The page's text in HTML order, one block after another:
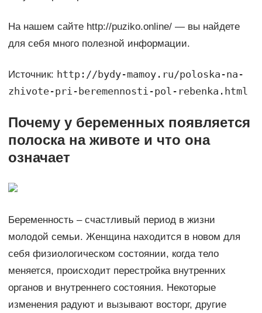
На нашем сайте http://puziko.online/ — вы найдете
для себя много полезной информации.
Источник: http://bydy-mamoy.ru/poloska-na-
zhivote-pri-beremennosti-pol-rebenka.html
Почему у беременных появляется
полоска на животе и что она
означает
Беременность – счастливый период в жизни
молодой семьи. Женщина находится в новом для
себя физиологическом состоянии, когда тело
меняется, происходит перестройка внутренних
органов и внутреннего состояния. Некоторые
изменения радуют и вызывают восторг, другие